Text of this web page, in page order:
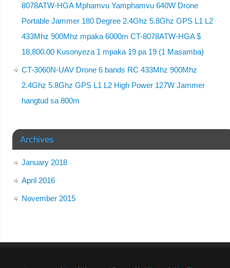
8078ATW-HGA Mphamvu Yamphamvu 640W Drone
Portable Jammer 180 Degree 2.4Ghz 5.8Ghz GPS L1 L2
433Mhz 900Mhz mpaka 6000m CT-8078ATW-HGA $
18,800.00 Kusonyeza 1 mpaka 19 pa 19 (1 Masamba)
CT-3060N-UAV Drone 6 bands RC 433Mhz 900Mhz
2.4Ghz 5.8Ghz GPS L1 L2 High Power 127W Jammer
hangtud sa 800m
Archives
January 2018
April 2016
November 2015